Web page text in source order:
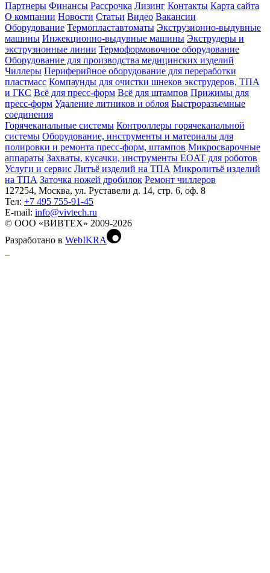
Партнеры Финансы Рассрочка Лизинг Контакты Карта сайта
О компании Новости Статьи Видео Вакансии
Оборудование Термопластавтоматы Экструзионно-выдувные
машины Инжекционно-выдувные машины Экструдеры и
экструзионные линии Термоформовочное оборудование
Оборудование для производства медицинских изделий
Чиллеры Периферийное оборудование для переработки
пластмасс Компаунды для очистки шнеков экструдеров, ТПА
и ГКС Всё для пресс-форм Всё для штампов Прижимы для
пресс-форм Удаление литников и облоя Быстроразъемные
соединения
Горячеканальные системы Контроллеры горячеканальной
системы Оборудование, инструменты и материалы для
полировки и ремонта пресс-форм, штампов Микросварочные
аппараты Захваты, кусачки, инструменты EOAT для роботов
Услуги и сервис Литъё изделий на ТПА Микролитьё изделий
на ТПА Заточка ножей дробилок Ремонт чиллеров
127254, Москва, ул. Руставели д. 14, стр. 6, оф. 8
Тел: +7 495 755-91-45
Е-mail: info@vivtech.ru
© ООО «ВИВТЕХ» 2009-2026
Разработано в WebIKRA